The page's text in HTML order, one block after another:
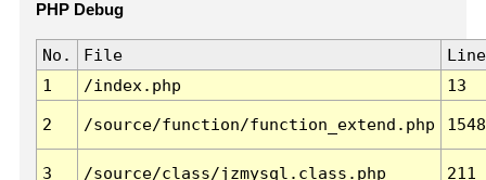
PHP Debug
No. File
Line
1
/index.php 13
2 /source/function/function_extend.php 1548
3 /source/class/jzmysql.class.php 211